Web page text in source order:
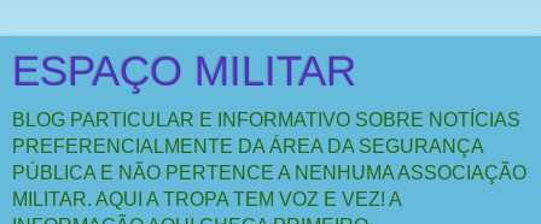
ESPAÇO MILITAR
BLOG PARTICULAR E INFORMATIVO SOBRE NOTÍCIAS
PREFERENCIALMENTE DA ÁREA DA SEGURANÇA
PÚBLICA E NÃO PERTENCE A NENHUMA ASSOCIAÇÃO
MILITAR. AQUI A TROPA TEM VOZ E VEZ! A